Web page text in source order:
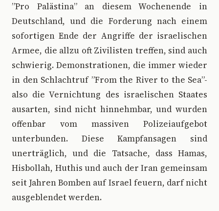
”Pro Palästina” an diesem Wochenende in
Deutschland, und die Forderung nach einem
sofortigen Ende der Angriffe der israelischen
Armee, die allzu oft Zivilisten treffen, sind auch
schwierig. Demonstrationen, die immer wieder
in den Schlachtruf ”From the River to the Sea”-
also die Vernichtung des israelischen Staates
ausarten, sind nicht hinnehmbar, und wurden
offenbar vom massiven Polizeiaufgebot
unterbunden. Diese Kampfansagen sind
unerträglich, und die Tatsache, dass Hamas,
Hisbollah, Huthis und auch der Iran gemeinsam
seit Jahren Bomben auf Israel feuern, darf nicht
ausgeblendet werden.